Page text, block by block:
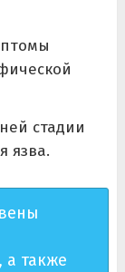
стадии
язва.
а также